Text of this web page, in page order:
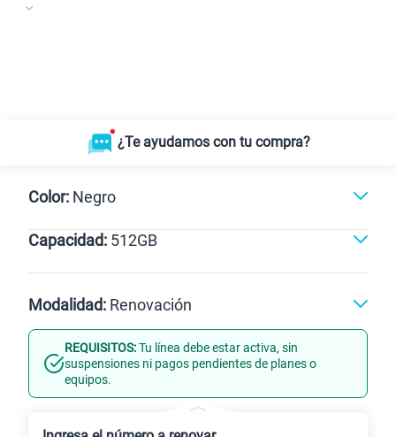
¿Te ayudamos con tu compra?
Color: Negro
Capacidad: 512GB
512GB
Modalidad: Renovación
Línea Nueva Portabilidad
REQUISITOS:Tu línea debe estar activa, sin
suspensiones ni pagos pendientes de planes o
equipos.